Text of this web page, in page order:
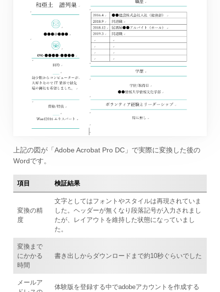
上記の図が「Adobe Acrobat Pro DC」で実際に変換した後の
Wordです。
項目 検証結果
変換の精
度
文字としてはフォントやスタイルは再現されていま
した。ヘッダーが無くなり段落記号が入力されまし
たが、レイアウトを維持した状態になっていまし
た。
変換まで
にかかる
時間
書き出しからダウンロードまで約10秒ぐらいでした
メールア
体験版を登録する中でadobeアカウントを作成する